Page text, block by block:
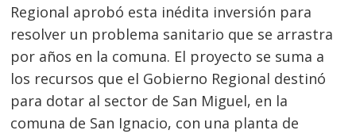
Regional aprobó esta inédita inversión para
resolver un problema sanitario que se arrastra
por años en la comuna. El proyecto se suma a
los recursos que el Gobierno Regional destinó
para dotar al sector de San Miguel, en la
comuna de San Ignacio, con una planta de